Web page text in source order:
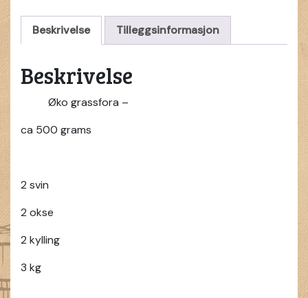
Beskrivelse Tilleggsinformasjon
Beskrivelse
Øko grassfora –
ca 500 grams
2 svin
2 okse
2 kylling
3 kg